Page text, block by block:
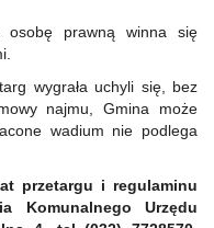
osobę prawną winna się
wygrała uchyli się, bez
najmu, Gmina może
wadium nie podlega
przetargu i regulaminu
Komunalnego Urzędu